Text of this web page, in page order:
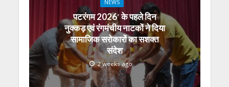
NEWS
पटरंगम 2026′ के पहले दिन
नुक्कड़ एवं रंगमंचीय नाटकों ने दिया
सामाजिक सरोकारों का सशक्त
संदेश
2 weeks ago